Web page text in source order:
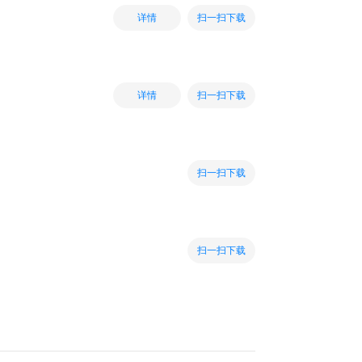
详情 扫一扫下载
详情 扫一扫下载
扫一扫下载
扫一扫下载